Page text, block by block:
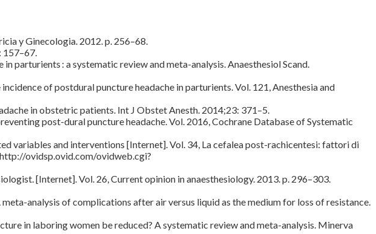
y Ginecologia. 2012. p. 256–68.
parturients : a systematic review and meta-analysis. Anaesthesiol Scand.
of postdural puncture headache in parturients. Vol. 121, Anesthesia and
in obstetric patients. Int J Obstet Anesth. 2014;23: 371–5.
post-dural puncture headache. Vol. 2016, Cochrane Database of Systematic
variables and interventions [Internet]. Vol. 34, La cefalea post-rachicentesi: fattori di
ovidsp.ovid.com/ovidweb.cgi?
[Internet]. Vol. 26, Current opinion in anaesthesiology. 2013. p. 296–303.
analysis of complications after air versus liquid as the medium for loss of resistance.
in laboring women be reduced? A systematic review and meta-analysis. Minerva